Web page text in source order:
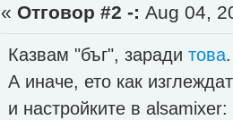
« Отговор #2 -: Aug 04,
Казвам "бъг", зарадитова.
А иначе, ето как
и настройките в alsamixer: